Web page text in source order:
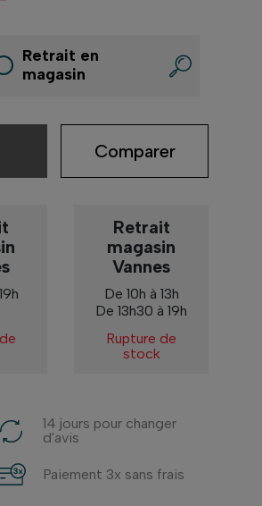
Retrait en
magasin
Comparer
Retrait
magasin
Vannes
De 10h à 13h
De 13h30 à 19h
Rupture de
stock
14 jours pour changer
d'avis
Paiement 3x sans frais